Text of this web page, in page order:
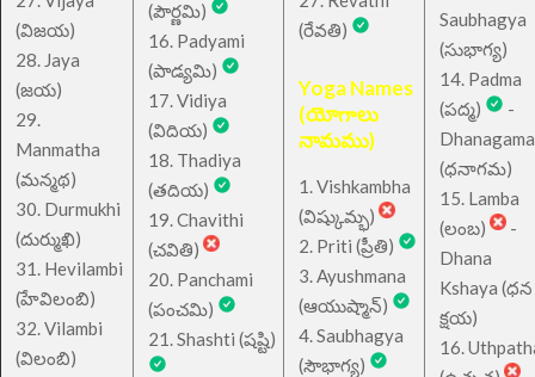
(విజయ)
28. Jaya
(జయ)
29.
Manmatha
(మన్మథ)
30. Durmukhi
(దుర్ముఖి)
31. Hevilambi
(హేవిలంబి)
32. Vilambi
(విలంబి)
(పౌర్ణమి)
16. Padyami
(పాడ్యమి)
17. Vidiya
(విదియ)
18. Thadiya
(తదియ)
19. Chavithi
(చవితి)
20. Panchami
(పంచమి)
21. Shashti (షష్టి)
(రేవతి)
Yoga Names
(యోగాలు
నామము)
1. Vishkambha
(విష్కుమ్భ)
2. Priti (ప్రీతి)
3. Ayushmana
(ఆయుష్మాన్)
4. Saubhagya
(సౌభాగ్య)
Saubhagya
(సుభాగ్య)
14. Padma
(పద్మ)
-
Dhanagama
(ధనాగమ)
15. Lamba
(లంబ)
-
Dhana
Kshaya (ధన
క్షయ)
16.